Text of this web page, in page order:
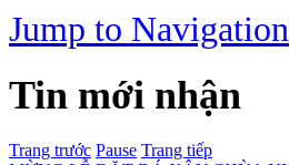
Jump to Navigation
Tin mới nhận
Trang trước Pause Trang tiếp